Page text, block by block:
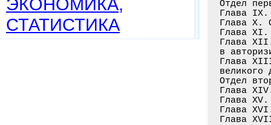
СТАТИСТИКА
Отдел
Глава
Глава
Глава
Глава
в
Глава
Отдел
Глава
Глава
Глава
Глава